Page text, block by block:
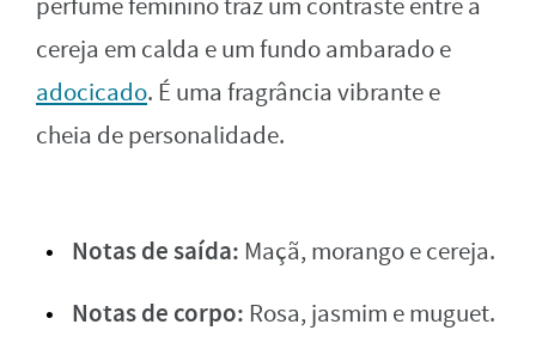
cereja em calda e um fundo ambarado e
adocicado. É uma fragrância vibrante e
cheia de personalidade.
Notas de saída: Maçã, morango e cereja.
Notas de corpo: Rosa, jasmim e muguet.